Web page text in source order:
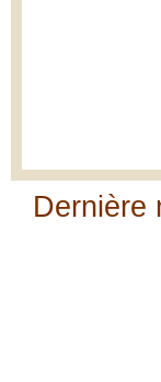
Dernière